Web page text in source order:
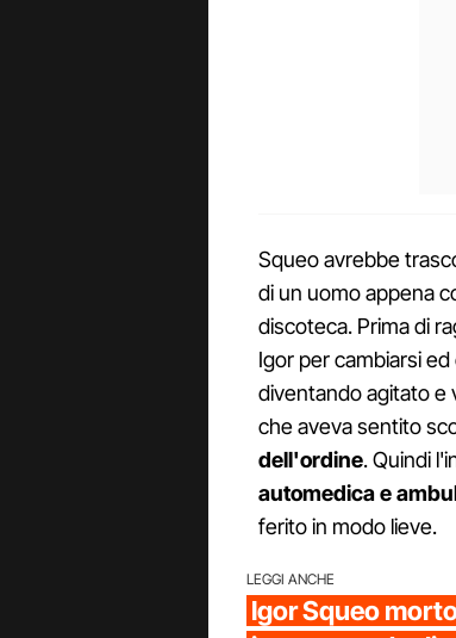
Squeo avrebbe
di un uomo appena
discoteca. Prima di
Igor per cambiarsi
diventando agitato e
che aveva sentito
dell'ordine. Quindi
automedica e
ferito in modo lieve.
LEGGI ANCHE
Igor Squeo